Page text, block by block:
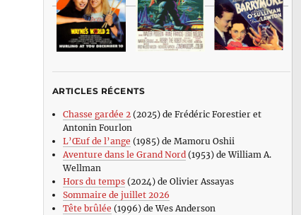
ARTICLES RÉCENTS
Chasse gardée 2(2025) de Frédéric Forestier et
Antonin Fourlon
L’Œuf de l’ange (1985) de Mamoru Oshii
Aventure dans le Grand Nord(1953) de William A.
Wellman
Hors du temps(2024) de Olivier Assayas
Sommaire de juillet 2026
Tête brûlée (1996) de Wes Anderson